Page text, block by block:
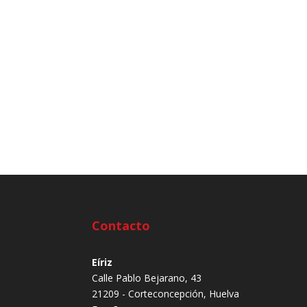
Contacto
Eíriz
Calle Pablo Bejarano, 43
21209 - Corteconcepción, Huelva